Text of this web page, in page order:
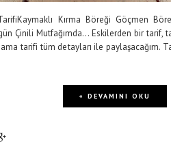
Kırma Böreği Göçmen
Çinili Mutfağımda... Eskilerden bir tarif,
ama tarifi tüm detayları ile
+ DEVAMINI OKU